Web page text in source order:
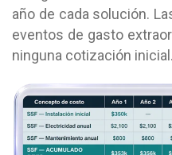
año de cada solución.
eventos de gasto
ninguna cotización inicial.